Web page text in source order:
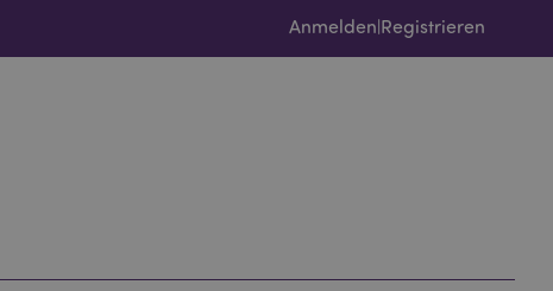
Anmelden|Registrieren